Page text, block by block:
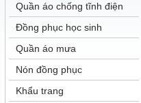
Quần áo chống tĩnh điện
Đồng phục học sinh
Quần áo mưa
Nón đồng phục
Khẩu trang